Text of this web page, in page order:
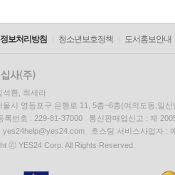
보처리방침 청소년보호정책 도서홍보안내
석환, 최세라
울시 영등포구 은행로 11, 5층~6층(여의도동,일신
록번호 : 229-81-37000 통신판매업신고 : 제
yes24help@yes24.com 호스팅 서비스사업자 :
ⓒ YES24 Corp. All Rights Reserved.